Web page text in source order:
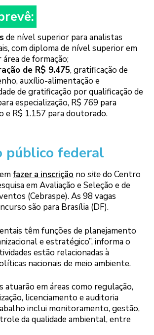
de nível superior para analistas
com diploma de nível superior em
de formação;
de R$ 9.475, gratificação de
auxílio-alimentação e
de gratificação por qualificação de
especialização, R$ 769 para
e R$ 1.157 para doutorado.
público federal
fazer a inscrição no sitedo Centro
em Avaliação e Seleção e de
(Cebraspe). As 98 vagas
são para Brasília (DF).
têm funções de planejamento
e estratégico”, informa o
estão relacionadas à
nacionais de meio ambiente.
atuarão em áreas como regulação,
licenciamento e auditoria
inclui monitoramento, gestão,
da qualidade ambiental, entre